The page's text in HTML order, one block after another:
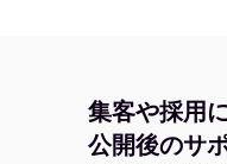
集客や採用
公開後のサ